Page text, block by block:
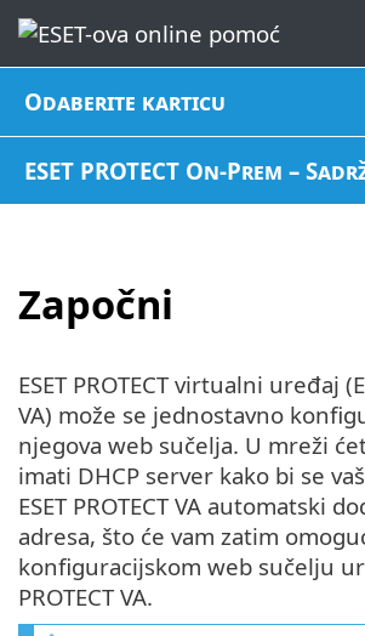
Odaberite karticu
ESET PROTECT On-Prem –
Započni
ESET PROTECT virtualni uređaj
VA) može se jednostavno
njegova web sučelja. U mreži
imati DHCP server kako bi se
ESET PROTECT VA automatski
adresa, što će vam zatim
konfiguracijskom web sučelju
PROTECT VA.